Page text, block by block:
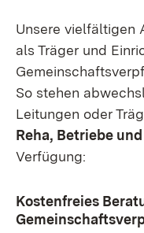
Unsere vielfältigen
als Träger und
So stehen
Leitungen oder
Reha, Betriebe
Verfügung:
Kostenfreies